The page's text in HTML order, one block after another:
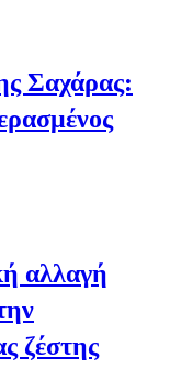
Σαχάρας:
αλλαγή
ζέστης